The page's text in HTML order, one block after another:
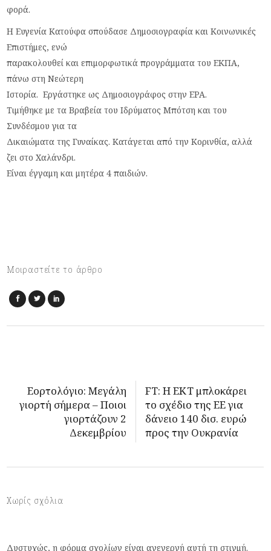
φορά.
Η Ευγενία Κατούφα σπούδασε Δημοσιογραφία και Κοινωνικές
Επιστήμες, ενώ
παρακολουθεί και επιμορφωτικά προγράμματα του ΕΚΠΑ,
πάνω στη Νεώτερη
Ιστορία. Εργάστηκε ως Δημοσιογράφος στην ΕΡΑ.
Τιμήθηκε με τα Βραβεία του Ιδρύματος Μπότση και του
Συνδέσμου για τα
Δικαιώματα της Γυναίκας. Κατάγεται από την Κορινθία, αλλά
ζει στο Χαλάνδρι.
Είναι έγγαμη και μητέρα 4 παιδιών.
Μοιραστείτε το άρθρο
Εορτολόγιο: Μεγάλη
γιορτή σήμερα – Ποιοι
γιορτάζουν 2
Δεκεμβρίου
FT: Η ΕΚΤ μπλοκάρει
το σχέδιο της ΕΕ για
δάνειο 140 δισ. ευρώ
προς την Ουκρανία
Χωρίς σχόλια
Δυστυχώς, η φόρμα σχολίων είναι ανενεργή αυτή τη στιγμή.